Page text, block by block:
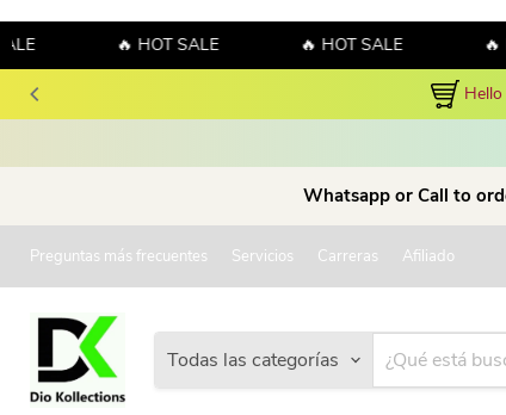
🔥 HOT SALE 🔥 HOT SALE 🔥
Whatsapp or Call to
Preguntas más frecuentes Servicios Carreras Afiliado
Todas las categorías